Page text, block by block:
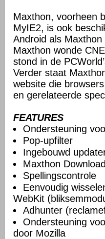
Maxthon, voorheen
MyIE2, is ook
Android als Maxthon
Maxthon wonde
stond in de
Verder staat
website die
en gerelateerde
FEATURES
Ondersteuning
Pop-upfilter
Ingebouwd
Maxthon
Spellingscontrole
Eenvoudig
WebKit
Adhunter
Ondersteuning
door Mozilla